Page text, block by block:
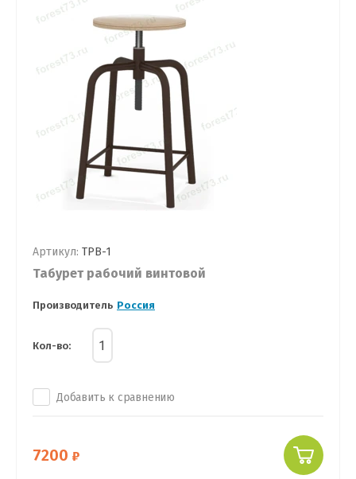
Артикул: ТРВ-1
Табурет рабочий винтовой
Производитель Россия
Кол-во:
Добавить к сравнению
7200